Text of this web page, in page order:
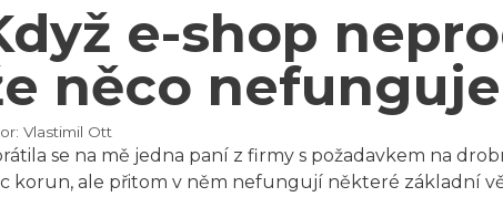
e-shop
něco nefunguje
Vlastimil Ott
se na mě jedna paní z firmy s požadavkem na
korun, ale přitom v něm nefungují některé základní